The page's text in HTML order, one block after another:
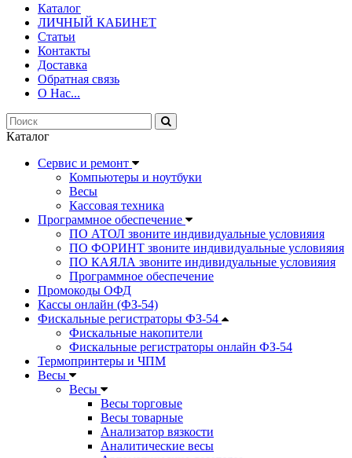
Каталог
ЛИЧНЫЙ КАБИНЕТ
Статьи
Контакты
Доставка
Обратная связь
О Нас...
Каталог
Сервис и ремонт
Компьютеры и ноутбуки
Весы
Кассовая техника
Программное обеспечение
ПО АТОЛ звоните индивидуальные условияия
ПО ФОРИНТ звоните индивидуальные условияия
ПО КАЯЛА звоните индивидуальные условияия
Программное обеспечение
Промокоды ОФД
Кассы онлайн (ФЗ-54)
Фискальные регистраторы ФЗ-54
Фискальные накопители
Фискальные регистраторы онлайн ФЗ-54
Термопринтеры и ЧПМ
Весы
Весы
Весы торговые
Весы товарные
Анализатор вязкости
Аналитические весы